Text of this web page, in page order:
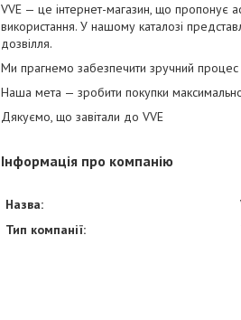
VVE — це інтернет-магазин, що пропонує
використання. У нашому каталозі
дозвілля.
Ми прагнемо забезпечити зручний
Наша мета — зробити покупки
Дякуємо, що завітали до VVE
Інформація про компанію
Назва:
Тип компанії: